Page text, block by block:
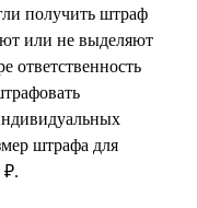
получить штраф
или не выделяют
ответственность
штрафа для
₽.